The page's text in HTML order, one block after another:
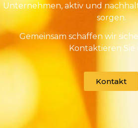
Unternehmen, aktiv und
sorgen.
Gemeinsam schaffen wir
Kontaktieren Sie
Kontakt